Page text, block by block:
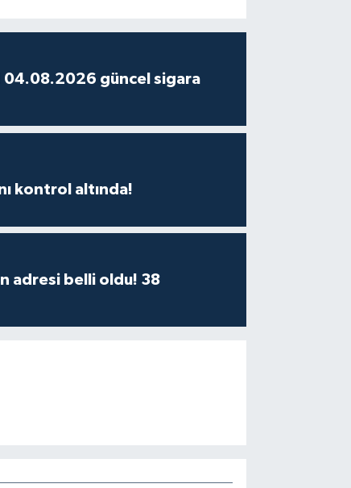
04.08.2026 güncel sigara
kontrol altında!
adresi belli oldu! 38